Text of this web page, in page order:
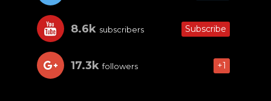
8.6k subscribers Subscribe
17.3k followers +1